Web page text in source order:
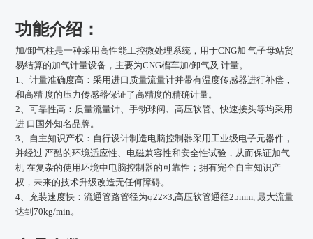
功能介绍：
加/卸气柱是一种采用高性能工控微处理系统，用于CNG加 气子母站贸
易结算的加气计量设备，主要为CNG槽车加/卸气及 计量。
1、计量准确度高：采用进口质量流量计并带有温度传感器进行补偿，
和高精 度的压力传感器保证了高精度的精确计量。
2、可靠性高 ： 质量流量计、手动球阀、高压软管、快速接头等均采用
进 口国外知名品牌。
3、自主知识产权 ： 自行设计制造电脑控制器采用工业级电子元器件，
并经过 严酷的环境适应性、电磁兼容性和安全性试验，从而保证加气
机 在复杂的使用环境中电脑控制器的可靠性；拥有完全自主知识产
权，未来的技术升级改造无任何障碍。
4、充装速度快 ：流通管路管径为φ22×3,高压软管通径25mm, 最大流量
达到70kg/min。